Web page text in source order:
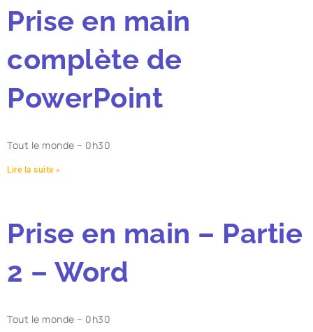
Prise en main
complète de
PowerPoint
Tout le monde – 0h30
Lire la suite »
Prise en main – Partie
2 – Word
Tout le monde – 0h30